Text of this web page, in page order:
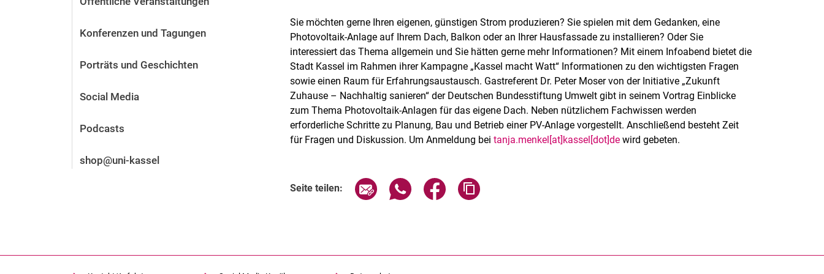
Stellenangebote
Alum­ni und Freunde
Kontakt und Standorte
Konferenzen und Tagungen
Porträts und Geschichten
Social Media
Podcasts
shop@uni-kassel
Sie möchten gerne Ihren eigenen, günstigen Strom produzieren? Sie spielen mit dem Gedanken, eine
Photovoltaik-Anlage auf Ihrem Dach, Balkon oder an Ihrer Hausfassade zu installieren? Oder Sie
interessiert das Thema allgemein und Sie hätten gerne mehr Informationen? Mit einem Infoabend bietet die
Stadt Kassel im Rahmen ihrer Kampagne „Kassel macht Watt“ Informationen zu den wichtigsten Fragen
sowie einen Raum für Erfahrungsaustausch. Gastreferent Dr. Peter Moser von der Initiative „Zukunft
Zuhause – Nachhaltig sanieren“ der Deutschen Bundesstiftung Umwelt gibt in seinem Vortrag Einblicke
zum Thema Photovoltaik-Anlagen für das eigene Dach. Neben nützlichem Fachwissen werden
erforderliche Schritte zu Planung, Bau und Betrieb einer PV-Anlage vorgestellt. Anschließend besteht Zeit
für Fragen und Diskussion. Um Anmeldung beitanja.menkel[at]kassel[dot]de wird gebeten.
Seite teilen: Seite über E-Mail teilen
Seite über WhatsApp teilen (externer Link, öffnet neues Fenster)
Seite über Facebook teilen (externer Link, öffnet neues Fenster)